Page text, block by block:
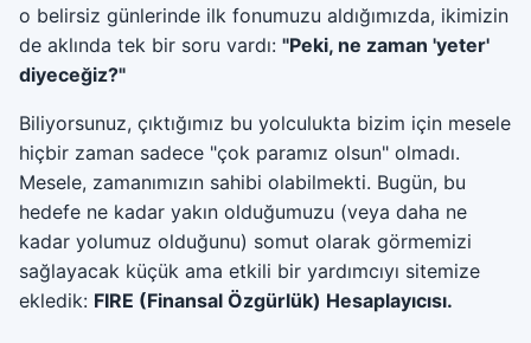
o belirsiz günlerinde ilk fonumuzu aldığımızda, ikimizin
de aklında tek bir soru vardı: "Peki, ne zaman 'yeter'
diyeceğiz?"
Biliyorsunuz, çıktığımız bu yolculukta bizim için mesele
hiçbir zaman sadece "çok paramız olsun" olmadı.
Mesele, zamanımızın sahibi olabilmekti. Bugün, bu
hedefe ne kadar yakın olduğumuzu (veya daha ne
kadar yolumuz olduğunu) somut olarak görmemizi
sağlayacak küçük ama etkili bir yardımcıyı sitemize
ekledik: FIRE (Finansal Özgürlük) Hesaplayıcısı.